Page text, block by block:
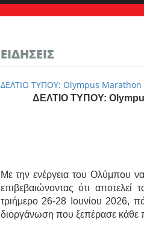
ΕΙΔΉΣΕΙΣ
ΔΕΛΤΙΟ ΤΥΠΟΥ: Olympus Marathon
ΔΕΛΤΙΟ ΤΥΠΟΥ:
Με την ενέργεια του Ολύμπου
επιβεβαιώνοντας ότι
τριήμερο 26-28 Ιουνίου
διοργάνωση που ξεπέρασε κάθε